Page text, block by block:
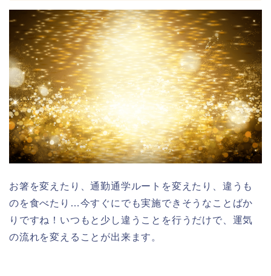
お箸を変えたり、通勤通学ルートを変えたり、違うも
のを食べたり…今すぐにでも実施できそうなことばか
りですね！いつもと少し違うことを行うだけで、運気
の流れを変えることが出来ます。